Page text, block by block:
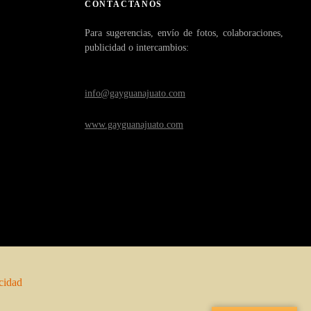
CONTÁCTANOS
Para sugerencias, envío de fotos, colaboraciones,
publicidad o intercambios:
info@gayguanajuato.com
www.gayguanajuato.com